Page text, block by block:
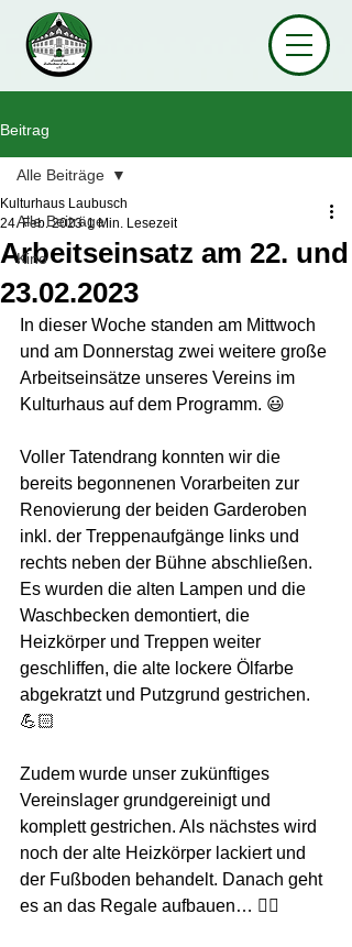
Beitrag
Alle Beiträge
Kino
Alle Beiträge
Arbeitseinsatz am 22. und
23.02.2023
Kulturhaus Laubusch
24. Feb. 2023 1 Min. Lesezeit
In dieser Woche standen am Mittwoch
und am Donnerstag zwei weitere große
Arbeitseinsätze unseres Vereins im
Kulturhaus auf dem Programm. 😃
Voller Tatendrang konnten wir die
bereits begonnenen Vorarbeiten zur
Renovierung der beiden Garderoben
inkl. der Treppenaufgänge links und
rechts neben der Bühne abschließen.
Es wurden die alten Lampen und die
Waschbecken demontiert, die
Heizkörper und Treppen weiter
geschliffen, die alte lockere Ölfarbe
abgekratzt und Putzgrund gestrichen.
💪🏻
Zudem wurde unser zukünftiges
Vereinslager grundgereinigt und
komplett gestrichen. Als nächstes wird
noch der alte Heizkörper lackiert und
der Fußboden behandelt. Danach geht
es an das Regale aufbauen… 👍🏻